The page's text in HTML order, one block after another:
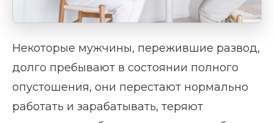
Некоторые мужчины, пережившие развод,
долго пребывают в состоянии полного
опустошения, они перестают нормально
работать и зарабатывать, теряют